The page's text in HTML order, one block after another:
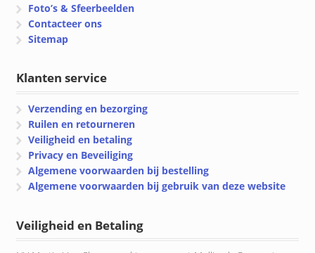
Foto’s & Sfeerbeelden
Contacteer ons
Sitemap
Klanten service
Verzending en bezorging
Ruilen en retourneren
Veiligheid en betaling
Privacy en Beveiliging
Algemene voorwaarden bij bestelling
Algemene voorwaarden bij gebruik van deze website
Veiligheid en Betaling